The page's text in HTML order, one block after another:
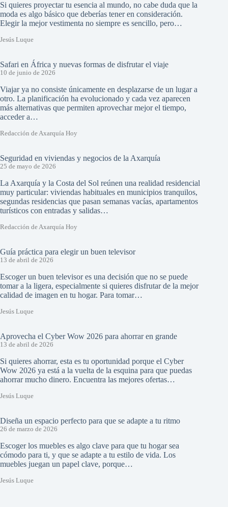
Si quieres proyectar tu esencia al mundo, no cabe duda que la
moda es algo básico que deberías tener en consideración.
Elegir la mejor vestimenta no siempre es sencillo, pero…
Jesús Luque
Safari en África y nuevas formas de disfrutar el viaje
10 de junio de 2026
Viajar ya no consiste únicamente en desplazarse de un lugar a
otro. La planificación ha evolucionado y cada vez aparecen
más alternativas que permiten aprovechar mejor el tiempo,
acceder a…
Redacción de Axarquía Hoy
Seguridad en viviendas y negocios de la Axarquía
25 de mayo de 2026
La Axarquía y la Costa del Sol reúnen una realidad residencial
muy particular: viviendas habituales en municipios tranquilos,
segundas residencias que pasan semanas vacías, apartamentos
turísticos con entradas y salidas…
Redacción de Axarquía Hoy
Guía práctica para elegir un buen televisor
13 de abril de 2026
Escoger un buen televisor es una decisión que no se puede
tomar a la ligera, especialmente si quieres disfrutar de la mejor
calidad de imagen en tu hogar. Para tomar…
Jesús Luque
Aprovecha el Cyber Wow 2026 para ahorrar en grande
13 de abril de 2026
Si quieres ahorrar, esta es tu oportunidad porque el Cyber
Wow 2026 ya está a la vuelta de la esquina para que puedas
ahorrar mucho dinero. Encuentra las mejores ofertas…
Jesús Luque
Diseña un espacio perfecto para que se adapte a tu ritmo
26 de marzo de 2026
Escoger los muebles es algo clave para que tu hogar sea
cómodo para ti, y que se adapte a tu estilo de vida. Los
muebles juegan un papel clave, porque…
Jesús Luque